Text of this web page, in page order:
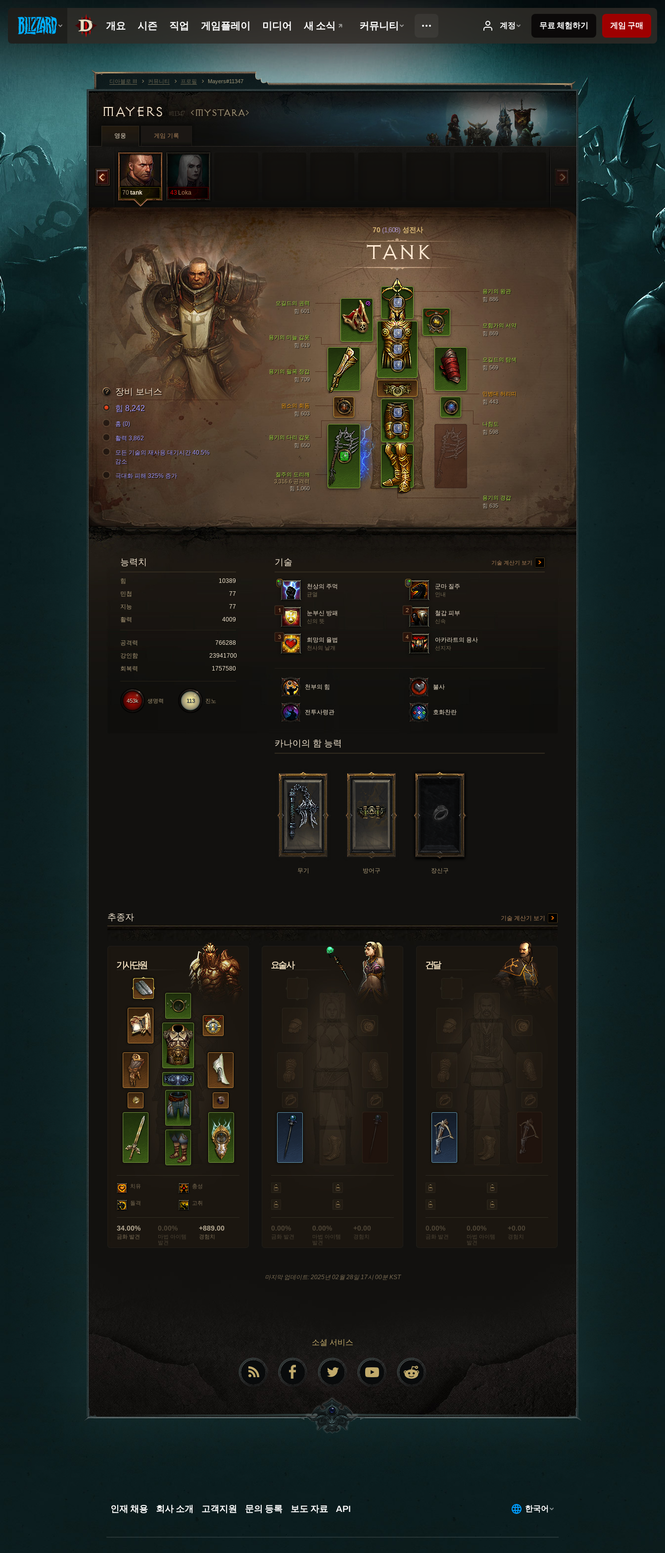
MAYERS #11347 MYSTARA
영웅 게임 기록
tank 70tank 43 Loka
70 (1,608)성전사
TANK
용기의 왕관
힘 886
용기의 미늘 갑옷
힘 619
용기의 경갑
힘 635
용기의 팔목 장갑
힘 709
오길드의 권력
힘 601
용기의 다리 갑옷
힘 650
오길드의 탐색
힘 569
질주의 도리깨
3,316.6 공격력
힘 1,060
민병대 허리띠
힘 443
나침도
힘 598
원소의 회동
힘 603
모험가의 서약
힘 869
장비 보너스
힘 8,242
홈 (0)
활력 3,862
모든 기술의 재사용 대기시간 40.5%
감소
극대화 피해 325% 증가
기술 기술 계산기 보기
천상의 주먹
균열
군마 질주
인내
눈부신 방패
신의 뜻
철갑 피부
신속
희망의 율법
천사의 날개
아카라트의 용사
선지자
천부의 힘 불사
전투사령관 호화찬란
능력치
힘
10389
민첩
77
지능
77
활력
4009
공격력
766288
강인함
23941700
회복력
1757580
113 진노
453k 생명력
카나이의 함 능력
무기 방어구 장신구
추종자 기술 계산기 보기
기사단원
치유 충성
돌격 고취
34.00%
금화 발견
0.00%
마법 아이템
발견
+889.00
경험치
요술사
0.00%
금화 발견
0.00%
마법 아이템
발견
+0.00
경험치
건달
0.00%
금화 발견
0.00%
마법 아이템
발견
+0.00
경험치
마지막 업데이트: 2025년 02월 28일 17시 00분 KST
소셜 서비스
디아블로 III 커뮤니티 프로필 Mayers#11347